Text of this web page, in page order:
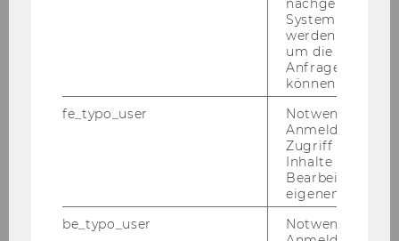
INEQ ist nun auf Lin­ke­din aktiv - ihr fin­det uns
unter "INEQ – Re­se­arch In­sti­tu­te Eco­no­mics of
nachgelagerten
System
werden.
um die Antwort
Anfrage
können.
fe_typo_user
Notwendig für
Anmeldung und
Zugriff auf
Inhalte oder zur
Bearbeitung des
eigenen Profils.
be_typo_user
Notwendig für